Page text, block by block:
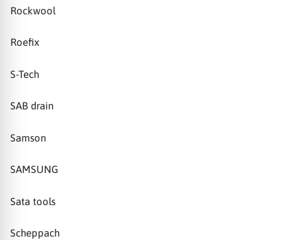
Rockwool
Roefix
S-Tech
SAB drain
Samson
SAMSUNG
Sata tools
Scheppach